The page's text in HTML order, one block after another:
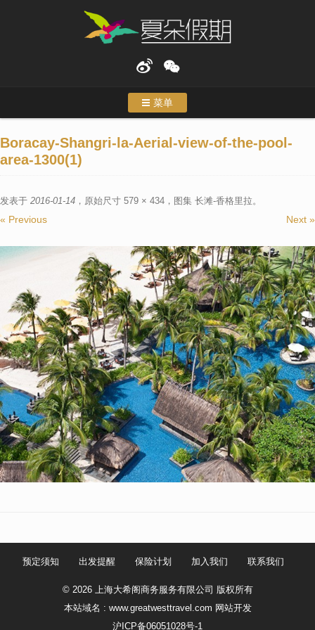
菜单
度假
特色行程
关于我们
Boracay-Shangri-la-Aerial-view-of-the-pool-
area-1300(1)
发表于 2016-01-14 ，原始尺寸 579 × 434 ，图集 长滩-香格里拉。
« Previous Next »
预定须知 出发提醒 保险计划 加入我们 联系我们
© 2026 上海大希阁商务服务有限公司 版权所有
本站域名 : www.greatwesttravel.com 网站开发
沪ICP备06051028号-1